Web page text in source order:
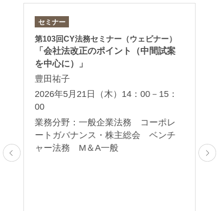
セミナー
第103回CY法務セミナー（ウェビナー）
「会社法改正のポイント（中間試案
を中心に）」
豊田祐子
2026年5月21日（木）14：00－15：
00
業務分野：一般企業法務 コーポレ
ートガバナンス・株主総会 ベンチ
ャー法務 M＆A一般
ー
ャ